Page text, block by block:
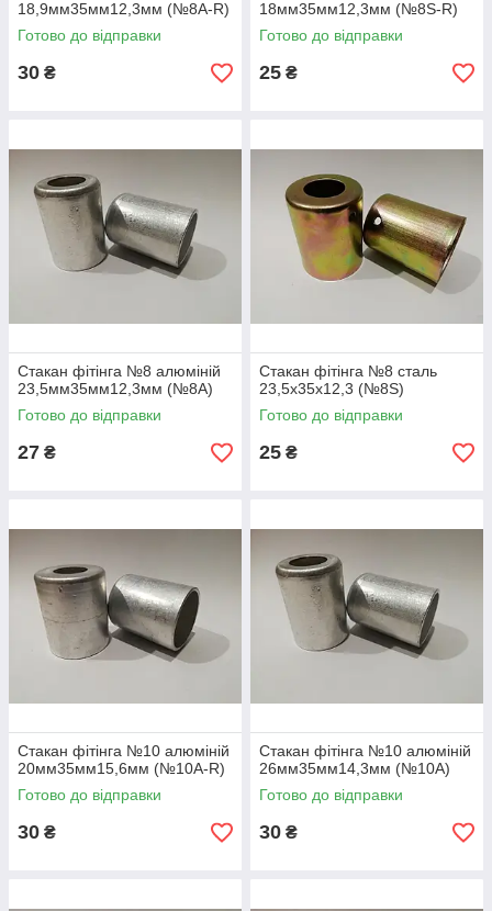
18,9мм35мм12,3мм (№8A-R)
Готово до відправки
30 ₴
18мм35мм12,3мм (№8S-R)
Готово до відправки
25 ₴
Стакан фітінга №8 алюміній
23,5мм35мм12,3мм (№8A)
Готово до відправки
27 ₴
Стакан фітінга №8 сталь
23,5х35х12,3 (№8S)
Готово до відправки
25 ₴
Стакан фітінга №10 алюміній
20мм35мм15,6мм (№10A-R)
Готово до відправки
30 ₴
Стакан фітінга №10 алюміній
26мм35мм14,3мм (№10A)
Готово до відправки
30 ₴